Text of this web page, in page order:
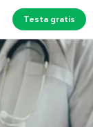
Testa gratis